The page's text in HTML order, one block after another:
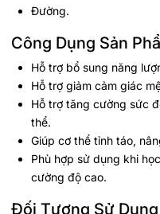
Đường.
Công Dụng Sản
Hỗ trợ bổ sung năng
Hỗ trợ giảm cảm giác
Hỗ trợ tăng cường sức
thể.
Giúp cơ thể tỉnh táo,
Phù hợp sử dụng khi
cường độ cao.
Đối Tượng Sử Dụng